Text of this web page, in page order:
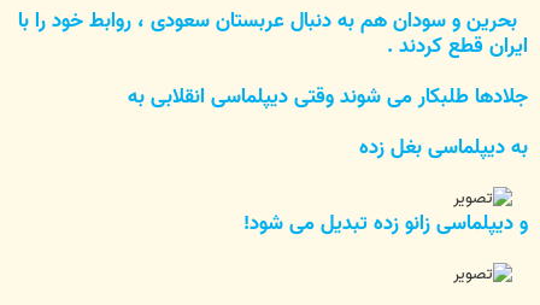
ت
بحرین و سودان هم به دنبال عربستان سعودی ، روابط خود را با
ایران قطع کردند .
جلادها طلبکار می شوند وقتی دیپلماسی انقلابی به
به دیپلماسی بغل زده
و دیپلماسی زانو زده تبدیل می شود!